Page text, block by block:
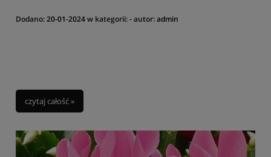
Dodano:20-01-2024w kategorii:-autor:admin
czytaj całość »